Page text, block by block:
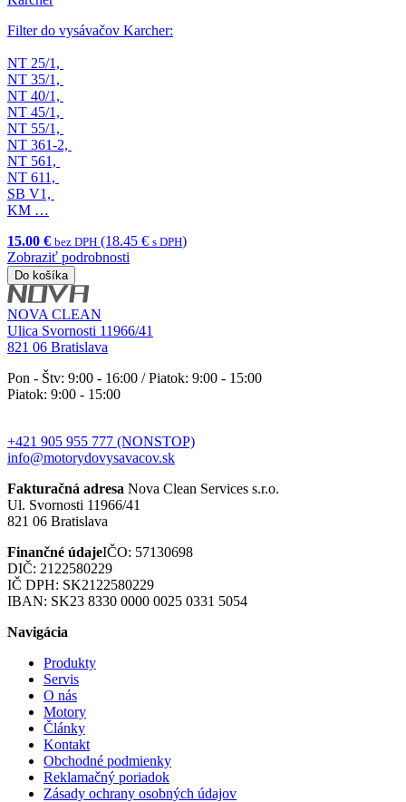
Filter do vysávačov Karcher:
NT 25/1,
NT 35/1,
NT 40/1,
NT 45/1,
NT 55/1,
NT 361-2,
NT 561,
NT 611,
SB V1,
KM …
15.00 € bez DPH (18.45 € s DPH)
Zobraziť podrobnosti
Do košíka
NOVA CLEAN
Ulica Svornosti 11966/41
821 06 Bratislava
Pon - Štv: 9:00 - 16:00 / Piatok: 9:00 - 15:00
Piatok: 9:00 - 15:00
+421 905 955 777 (NONSTOP)
info@motorydovysavacov.sk
Fakturačná adresa Nova Clean Services s.r.o.
Ul. Svornosti 11966/41
821 06 Bratislava
Finančné údajeIČO: 57130698
DIČ: 2122580229
IČ DPH: SK2122580229
IBAN: SK23 8330 0000 0025 0331 5054
Navigácia
Produkty
Servis
O nás
Motory
Články
Kontakt
Obchodné podmienky
Reklamačný poriadok
Zásady ochrany osobných údajov